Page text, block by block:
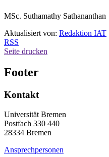
MSc. Suthamathy Sathananthan
Aktualisiert von: Redaktion IAT
RSS
Seite drucken
Footer
Kontakt
Universität Bremen
Postfach 330 440
28334 Bremen
Ansprechpersonen